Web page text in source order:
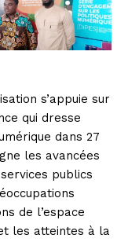
s’appuie sur
qui dresse
dans 27
les avancées
publics
de l’espace
les atteintes à la